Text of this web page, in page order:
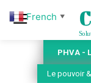
PHVA -
Le pouvoir
French ▼